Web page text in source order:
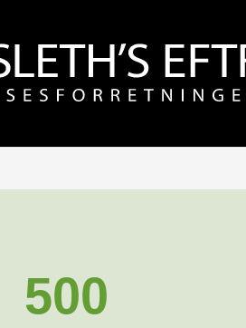
500